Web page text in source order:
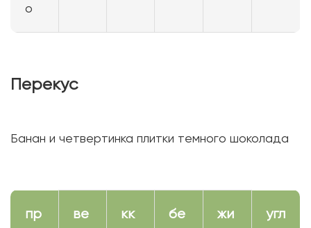
о
Перекус
Банан и четвертинка плитки темного шоколада
пр
ве
кк
бе
жи
угл